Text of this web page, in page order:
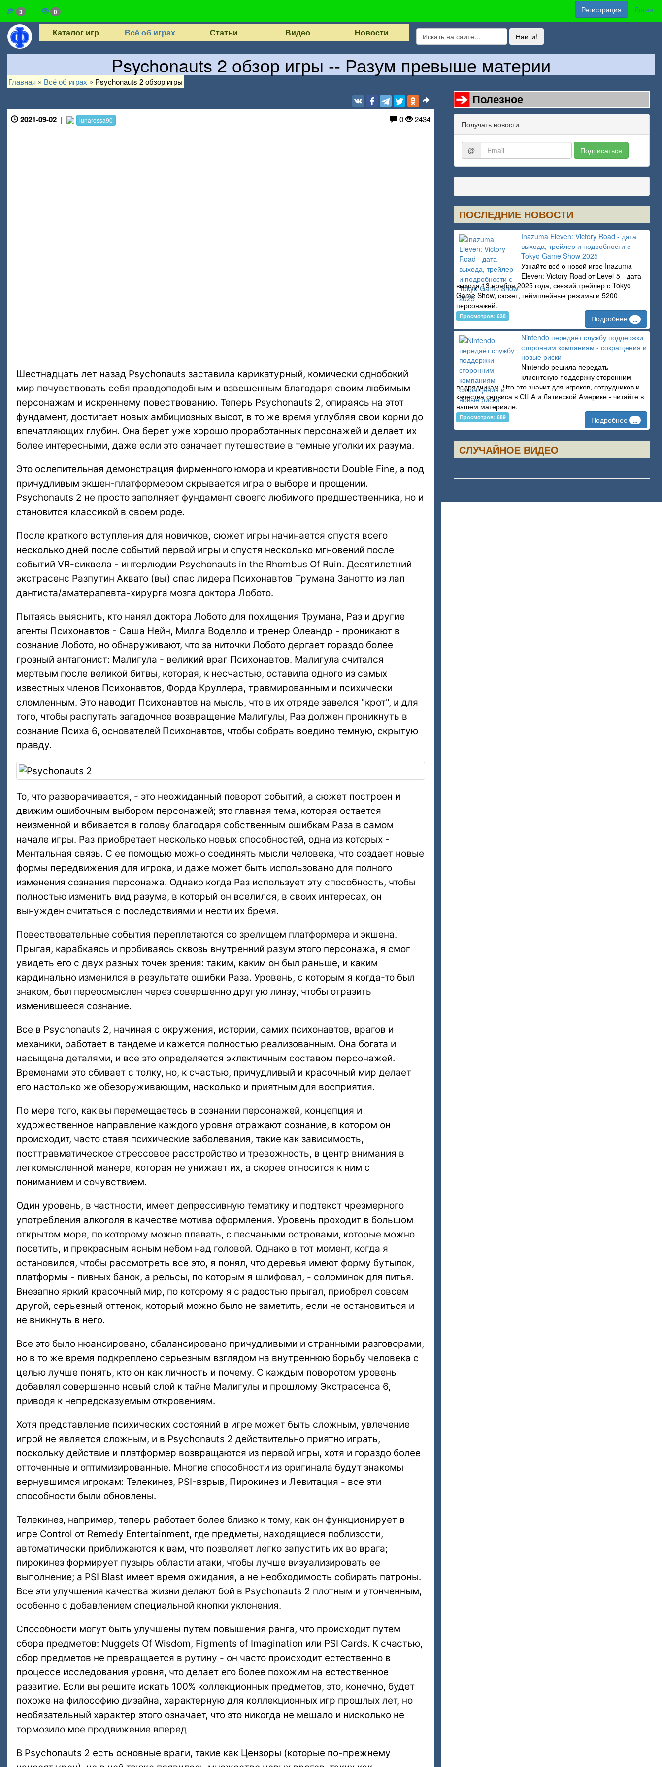
3 0 Регистрация Логин
Каталог игр Всё об играх Статьи Видео Новости
Psychonauts 2 обзор игры -- Разум превыше материи
Главная » Всё об играх » Psychonauts 2 обзор игры
0 2434
2021-09-02 | lunarossa90
Шестнадцать лет назад Psychonauts заставила карикатурный, комически однобокий
мир почувствовать себя правдоподобным и взвешенным благодаря своим любимым
персонажам и искреннему повествованию. Теперь Psychonauts 2, опираясь на этот
фундамент, достигает новых амбициозных высот, в то же время углубляя свои корни до
впечатляющих глубин. Она берет уже хорошо проработанных персонажей и делает их
более интересными, даже если это означает путешествие в темные уголки их разума.
Это ослепительная демонстрация фирменного юмора и креативности Double Fine, а под
причудливым экшен-платформером скрывается игра о выборе и прощении.
Psychonauts 2 не просто заполняет фундамент своего любимого предшественника, но и
становится классикой в своем роде.
После краткого вступления для новичков, сюжет игры начинается спустя всего
несколько дней после событий первой игры и спустя несколько мгновений после
событий VR-сиквела - интерлюдии Psychonauts in the Rhombus Of Ruin. Десятилетний
экстрасенс Разпутин Аквато (вы) спас лидера Психонавтов Трумана Занотто из лап
дантиста/аматерапевта-хирурга мозга доктора Лобото.
Пытаясь выяснить, кто нанял доктора Лобото для похищения Трумана, Раз и другие
агенты Психонавтов - Саша Нейн, Милла Воделло и тренер Олеандр - проникают в
сознание Лобото, но обнаруживают, что за ниточки Лобото дергает гораздо более
грозный антагонист: Малигула - великий враг Психонавтов. Малигула считался
мертвым после великой битвы, которая, к несчастью, оставила одного из самых
известных членов Психонавтов, Форда Круллера, травмированным и психически
сломленным. Это наводит Психонавтов на мысль, что в их отряде завелся "крот", и для
того, чтобы распутать загадочное возвращение Малигулы, Раз должен проникнуть в
сознание Психа 6, основателей Психонавтов, чтобы собрать воедино темную, скрытую
правду.
То, что разворачивается, - это неожиданный поворот событий, а сюжет построен и
движим ошибочным выбором персонажей; это главная тема, которая остается
неизменной и вбивается в голову благодаря собственным ошибкам Раза в самом
начале игры. Раз приобретает несколько новых способностей, одна из которых -
Ментальная связь. С ее помощью можно соединять мысли человека, что создает новые
формы передвижения для игрока, и даже может быть использовано для полного
изменения сознания персонажа. Однако когда Раз использует эту способность, чтобы
полностью изменить вид разума, в который он вселился, в своих интересах, он
вынужден считаться с последствиями и нести их бремя.
Повествовательные события переплетаются со зрелищем платформера и экшена.
Прыгая, карабкаясь и пробиваясь сквозь внутренний разум этого персонажа, я смог
увидеть его с двух разных точек зрения: таким, каким он был раньше, и каким
кардинально изменился в результате ошибки Раза. Уровень, с которым я когда-то был
знаком, был переосмыслен через совершенно другую линзу, чтобы отразить
изменившееся сознание.
Все в Psychonauts 2, начиная с окружения, истории, самих психонавтов, врагов и
механики, работает в тандеме и кажется полностью реализованным. Она богата и
насыщена деталями, и все это определяется эклектичным составом персонажей.
Временами это сбивает с толку, но, к счастью, причудливый и красочный мир делает
его настолько же обезоруживающим, насколько и приятным для восприятия.
По мере того, как вы перемещаетесь в сознании персонажей, концепция и
художественное направление каждого уровня отражают сознание, в котором он
происходит, часто ставя психические заболевания, такие как зависимость,
посттравматическое стрессовое расстройство и тревожность, в центр внимания в
легкомысленной манере, которая не унижает их, а скорее относится к ним с
пониманием и сочувствием.
Один уровень, в частности, имеет депрессивную тематику и подтекст чрезмерного
употребления алкоголя в качестве мотива оформления. Уровень проходит в большом
открытом море, по которому можно плавать, с песчаными островами, которые можно
посетить, и прекрасным ясным небом над головой. Однако в тот момент, когда я
остановился, чтобы рассмотреть все это, я понял, что деревья имеют форму бутылок,
платформы - пивных банок, а рельсы, по которым я шлифовал, - соломинок для питья.
Внезапно яркий красочный мир, по которому я с радостью прыгал, приобрел совсем
другой, серьезный оттенок, который можно было не заметить, если не остановиться и
не вникнуть в него.
Все это было нюансировано, сбалансировано причудливыми и странными разговорами,
но в то же время подкреплено серьезным взглядом на внутреннюю борьбу человека с
целью лучше понять, кто он как личность и почему. С каждым поворотом уровень
добавлял совершенно новый слой к тайне Малигулы и прошлому Экстрасенса 6,
приводя к непредсказуемым откровениям.
Хотя представление психических состояний в игре может быть сложным, увлечение
игрой не является сложным, и в Psychonauts 2 действительно приятно играть,
поскольку действие и платформер возвращаются из первой игры, хотя и гораздо более
отточенные и оптимизированные. Многие способности из оригинала будут знакомы
вернувшимся игрокам: Телекинез, PSI-взрыв, Пирокинез и Левитация - все эти
способности были обновлены.
Телекинез, например, теперь работает более близко к тому, как он функционирует в
игре Control от Remedy Entertainment, где предметы, находящиеся поблизости,
автоматически приближаются к вам, что позволяет легко запустить их во врага;
пирокинез формирует пузырь области атаки, чтобы лучше визуализировать ее
выполнение; а PSI Blast имеет время ожидания, а не необходимость собирать патроны.
Все эти улучшения качества жизни делают бой в Psychonauts 2 плотным и утонченным,
особенно с добавлением специальной кнопки уклонения.
Способности могут быть улучшены путем повышения ранга, что происходит путем
сбора предметов: Nuggets Of Wisdom, Figments of Imagination или PSI Cards. К счастью,
сбор предметов не превращается в рутину - он часто происходит естественно в
процессе исследования уровня, что делает его более похожим на естественное
развитие. Если вы решите искать 100% коллекционных предметов, это, конечно, будет
похоже на философию дизайна, характерную для коллекционных игр прошлых лет, но
необязательный характер этого означает, что это никогда не мешало и нисколько не
тормозило мое продвижение вперед.
В Psychonauts 2 есть основные враги, такие как Цензоры (которые по-прежнему
Полезное
Получать новости
@ Подписаться
ПОСЛЕДНИЕ НОВОСТИ
Inazuma Eleven: Victory Road - дата
выхода, трейлер и подробности с
Tokyo Game Show 2025
Узнайте всё о новой игре Inazuma
Eleven: Victory Road от Level-5 - дата
выхода 13 ноября 2025 года, свежий трейлер с Tokyo
Game Show, сюжет, геймплейные режимы и 5200
персонажей.
Просмотров: 638 Подробнее ...
Nintendo передаёт службу поддержки
сторонним компаниям - сокращения и
новые риски
Nintendo решила передать
клиентскую поддержку сторонним
подрядчикам. Что это значит для игроков, сотрудников и
качества сервиса в США и Латинской Америке - читайте в
нашем материале.
Просмотров: 689 Подробнее ...
СЛУЧАЙНОЕ ВИДЕО